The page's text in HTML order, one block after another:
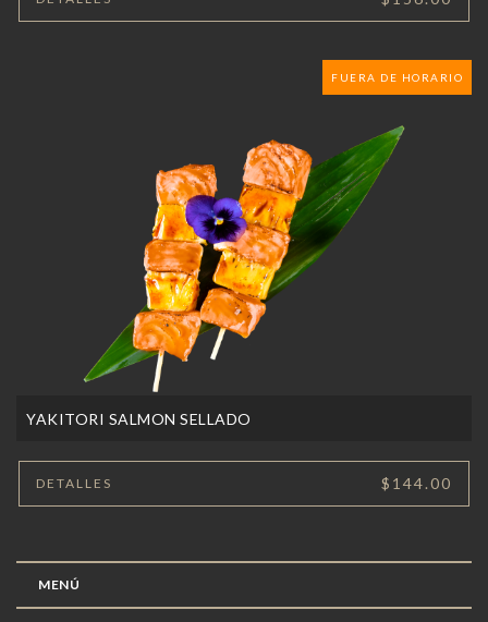
FUERA DE HORARIO
YAKITORI SALMON SELLADO
DETALLES $144.00
MENÚ